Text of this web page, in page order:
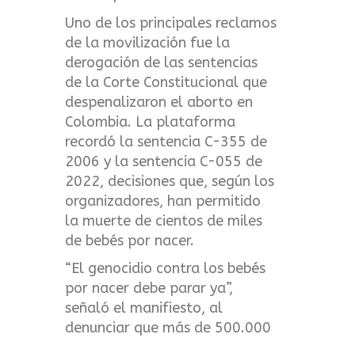
Uno de los principales reclamos
de la movilización fue la
derogación de las sentencias
de la Corte Constitucional que
despenalizaron el aborto en
Colombia. La plataforma
recordó la sentencia C-355 de
2006 y la sentencia C-055 de
2022, decisiones que, según los
organizadores, han permitido
la muerte de cientos de miles
de bebés por nacer.
“El genocidio contra los bebés
por nacer debe parar ya”,
señaló el manifiesto, al
denunciar que más de 500.000